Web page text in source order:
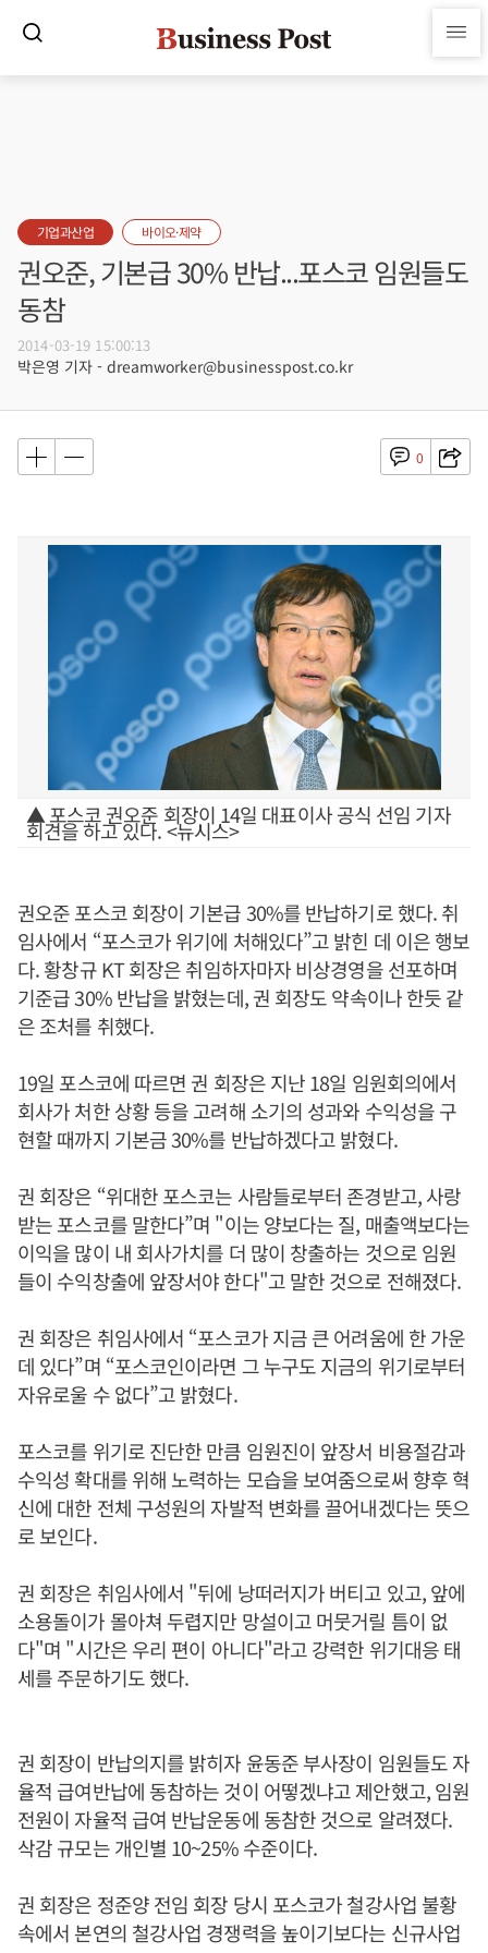
기업과산업 바이오·제약
권오준, 기본급 30% 반납...포스코 임원들도
동참
2014-03-19 15:00:13
박은영 기자 - dreamworker@businesspost.co.kr
0
▲ 포스코 권오준 회장이 14일 대표이사 공식 선임 기자
회견을 하고 있다. <뉴시스>
권오준 포스코 회장이 기본급 30%를 반납하기로 했다. 취
임사에서 “포스코가 위기에 처해있다”고 밝힌 데 이은 행보
다. 황창규 KT 회장은 취임하자마자 비상경영을 선포하며
기준급 30% 반납을 밝혔는데, 권 회장도 약속이나 한듯 같
은 조처를 취했다.
19일 포스코에 따르면 권 회장은 지난 18일 임원회의에서
회사가 처한 상황 등을 고려해 소기의 성과와 수익성을 구
현할 때까지 기본금 30%를 반납하겠다고 밝혔다.
권 회장은 “위대한 포스코는 사람들로부터 존경받고, 사랑
받는 포스코를 말한다”며 "이는 양보다는 질, 매출액보다는
이익을 많이 내 회사가치를 더 많이 창출하는 것으로 임원
들이 수익창출에 앞장서야 한다"고 말한 것으로 전해졌다.
권 회장은 취임사에서 “포스코가 지금 큰 어려움에 한 가운
데 있다”며 “포스코인이라면 그 누구도 지금의 위기로부터
자유로울 수 없다”고 밝혔다.
포스코를 위기로 진단한 만큼 임원진이 앞장서 비용절감과
수익성 확대를 위해 노력하는 모습을 보여줌으로써 향후 혁
신에 대한 전체 구성원의 자발적 변화를 끌어내겠다는 뜻으
로 보인다.
권 회장은 취임사에서 "뒤에 낭떠러지가 버티고 있고, 앞에
소용돌이가 몰아쳐 두렵지만 망설이고 머뭇거릴 틈이 없
다"며 "시간은 우리 편이 아니다"라고 강력한 위기대응 태
세를 주문하기도 했다.
권 회장이 반납의지를 밝히자 윤동준 부사장이 임원들도 자
율적 급여반납에 동참하는 것이 어떻겠냐고 제안했고, 임원
전원이 자율적 급여 반납운동에 동참한 것으로 알려졌다.
삭감 규모는 개인별 10~25% 수준이다.
권 회장은 정준양 전임 회장 당시 포스코가 철강사업 불황
속에서 본연의 철강사업 경쟁력을 높이기보다는 신규사업